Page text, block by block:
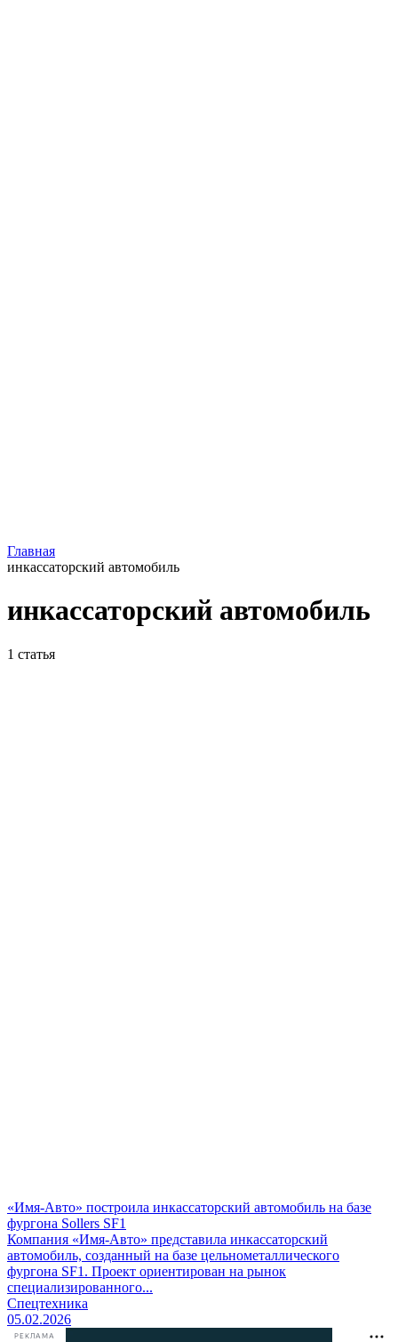
Главная
инкассаторский автомобиль
инкассаторский автомобиль
1 статья
«Имя-Авто» построила инкассаторский автомобиль на базе
фургона Sollers SF1
Компания «Имя-Авто» представила инкассаторский
автомобиль, созданный на базе цельнометаллического
фургона SF1. Проект ориентирован на рынок
специализированного...
Спецтехника
05.02.2026
РЕКЛАМА